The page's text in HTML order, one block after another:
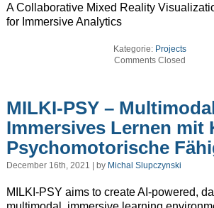
A Collaborative Mixed Reality
for Immersive Analytics
Kategorie: Projects
Comments Closed
MILKI-PSY –
Immersives Lernen mit
Psychomotorische
December 16th, 2021 | by Michal Slupczynski
MILKI-PSY aims to create AI-powered,